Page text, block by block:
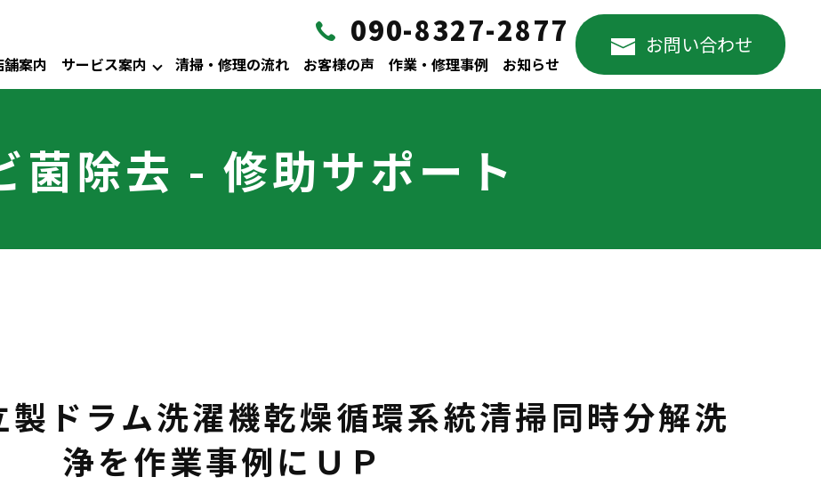
舗案内 サービス案内 清掃・修理の流れ お客様の声 作業・修理事例 お知らせ
お問い合わせ
090-8327-2877
菌除去 - 修助サポート
ドラム洗濯機乾燥循環系統清掃同時分解洗
浄を作業事例にＵＰ